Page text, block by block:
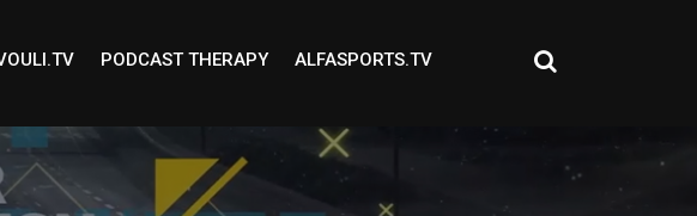
PODCAST THERAPY ALFASPORTS.TV